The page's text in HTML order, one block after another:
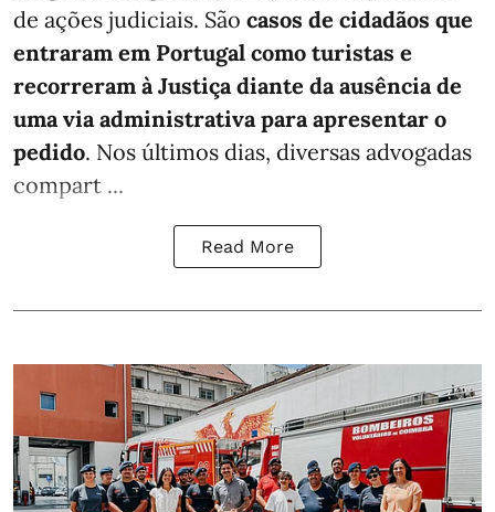
de ações judiciais. São casos de cidadãos que
entraram em Portugal como turistas e
recorreram à Justiça diante da ausência de
uma via administrativa para apresentar o
pedido. Nos últimos dias, diversas advogadas
compart ...
Read More